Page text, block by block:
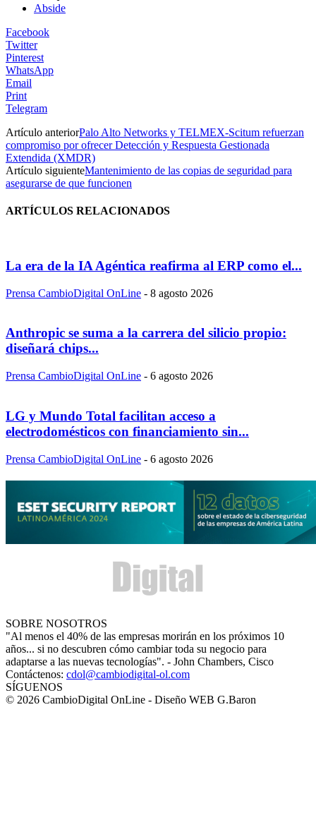
Abside
Facebook
Twitter
Pinterest
WhatsApp
Email
Print
Telegram
Artículo anteriorPalo Alto Networks y TELMEX-Scitum refuerzan
compromiso por ofrecer Detección y Respuesta Gestionada
Extendida (XMDR)
Artículo siguienteMantenimiento de las copias de seguridad para
asegurarse de que funcionen
ARTÍCULOS RELACIONADOS
La era de la IA Agéntica reafirma al ERP como el...
Prensa CambioDigital OnLine - 8 agosto 2026
Anthropic se suma a la carrera del silicio propio:
diseñará chips...
Prensa CambioDigital OnLine - 6 agosto 2026
LG y Mundo Total facilitan acceso a
electrodomésticos con financiamiento sin...
Prensa CambioDigital OnLine - 6 agosto 2026
SOBRE NOSOTROS
"Al menos el 40% de las empresas morirán en los próximos 10
años... si no descubren cómo cambiar toda su negocio para
adaptarse a las nuevas tecnologías". - John Chambers, Cisco
Contáctenos: cdol@cambiodigital-ol.com
SÍGUENOS
© 2026 CambioDigital OnLine - Diseño WEB G.Baron